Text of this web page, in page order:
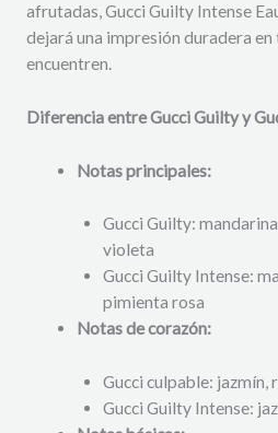
afrutadas, Gucci Guilty Intense
dejará una impresión duradera
encuentren.
Diferencia entre Gucci Guilty y
Notas principales:
Gucci Guilty:
violeta
Gucci Guilty Intense:
pimienta rosa
Notas de corazón:
Gucci culpable: jazmín,
Gucci Guilty Intense: